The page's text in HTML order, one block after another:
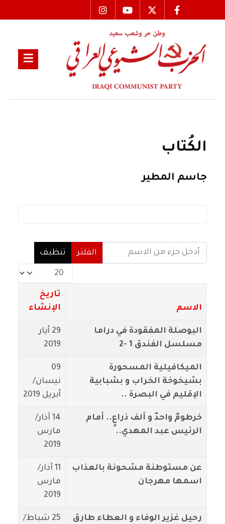
الكُتاب
جاسم المطير
أدخل جزء من الاسم
الفلتر
تنظيف
عدد الإظهارات:
الاسم
تاريخ
الإنشاء
البوصلة المفقودة في دراما
مسلسل الفندق 1 -2
29 أيار
2019
الميكافيلية المسحورة
بشيخوخة الخراب و بشبابية
الإقليم في البصرة ..
09
نيسان/
أبريل 2019
خرطومٌ واحدٌ و ألف ذراعٍ.. أمام
الرئيس عبد المهدي..
14 آذار/
مارس
2019
عن مستوطنة مشحونة بالعذاب
اسمها مهرجان
11 آذار/
مارس
2019
رحيل غزير الوفاء و العطاء طارق
25 شباط/